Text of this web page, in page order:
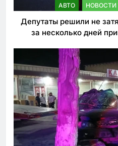
АВТО НОВОСТИ
Депутаты решили не
за несколько дней